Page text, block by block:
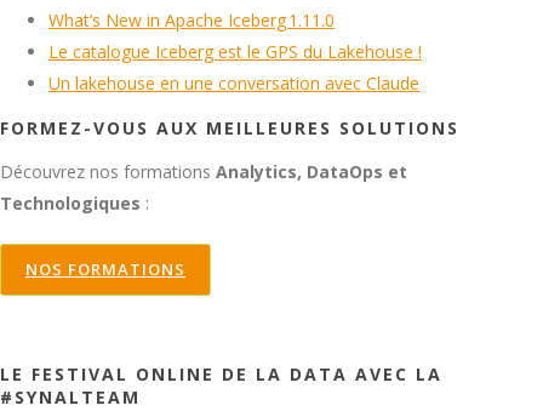
What’s New in Apache Iceberg 1.11.0
Le catalogue Iceberg est le GPS du Lakehouse !
Un lakehouse en une conversation avec Claude
FORMEZ-VOUS AUX MEILLEURES SOLUTIONS
Découvrez nos formations Analytics, DataOps et
Technologiques :
NOS FORMATIONS
LE FESTIVAL ONLINE DE LA DATA AVEC LA
#SYNALTEAM